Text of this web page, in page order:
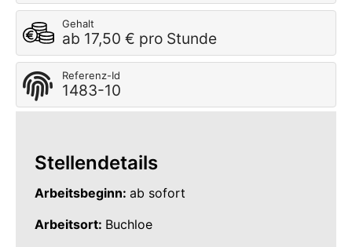
Gehalt
ab 17,50 € pro Stunde
Referenz-Id
1483-10
Stellendetails
Arbeitsbeginn: ab sofort
Arbeitsort: Buchloe